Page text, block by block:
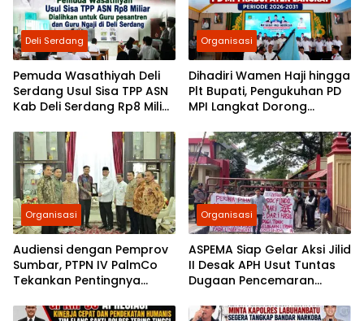
Deli Serdang
Pemuda Wasathiyah Deli
Serdang Usul Sisa TPP ASN
Kab Deli Serdang Rp8 Miliar
Pesantren dan Guru Ngaji
Organisasi
Dihadiri Wamen Haji hingga
Plt Bupati, Pengukuhan PD
MPI Langkat Dorong
Sosial
Organisasi
Audiensi dengan Pemprov
Sumbar, PTPN IV PalmCo
Tekankan Pentingnya
Kebun
Organisasi
ASPEMA Siap Gelar Aksi Jilid
II Desak APH Usut Tuntas
Dugaan Pencemaran
Pao